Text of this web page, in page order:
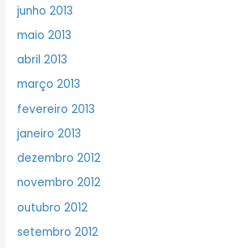
junho 2013
maio 2013
abril 2013
março 2013
fevereiro 2013
janeiro 2013
dezembro 2012
novembro 2012
outubro 2012
setembro 2012